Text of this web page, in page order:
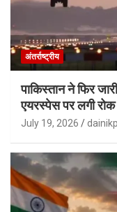
अंतर्राष्ट्रीय
पाकिस्तान ने फिर
एयरस्पेस पर लगी
July 19, 2026